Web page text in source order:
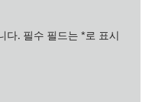
다. 필수 필드는 *로 표시